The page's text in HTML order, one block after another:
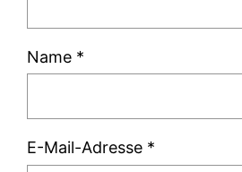
Name *
E-Mail-Adresse *